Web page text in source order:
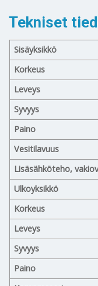
Tekniset
Sisäyksikkö
Korkeus
Leveys
Syvyys
Paino
Vesitilavuus
Lisäsähköteho,
Ulkoyksikkö
Korkeus
Leveys
Syvyys
Paino